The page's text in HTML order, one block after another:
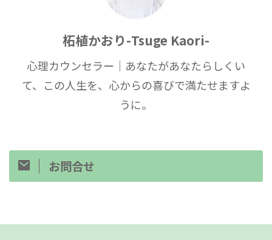
柘植かおり-Tsuge Kaori-
心理カウンセラー｜あなたがあなたらしくい
て、この人生を、心からの喜びで満たせますよ
うに。
お問合せ